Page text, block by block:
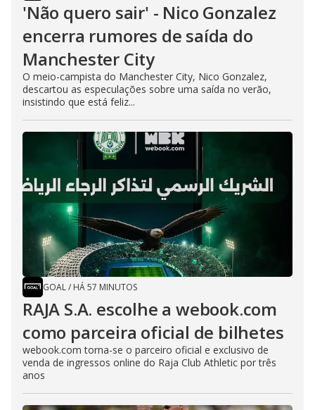
'Não quero sair' - Nico Gonzalez
encerra rumores de saída do
Manchester City
O meio-campista do Manchester City, Nico Gonzalez,
descartou as especulações sobre uma saída no verão,
insistindo que está feliz...
GOAL/ HÁ 57 MINUTOS
RAJA S.A. escolhe a webook.com
como parceira oficial de bilhetes
webook.com torna-se o parceiro oficial e exclusivo de
venda de ingressos online do Raja Club Athletic por três
anos